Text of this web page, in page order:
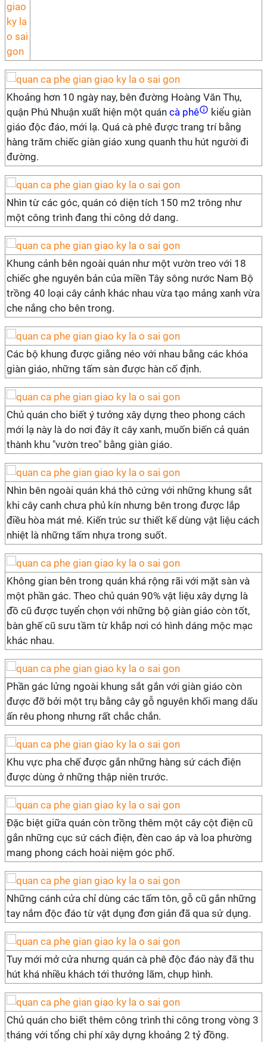
Khoảng hơn 10 ngày nay, bên đường Hoàng Văn Thụ,
quận Phú Nhuận xuất hiện một quán cà phê
kiểu giàn
giáo độc đáo, mới lạ. Quá cà phê được trang trí bằng
hàng trăm chiếc giàn giáo xung quanh thu hút người đi
đường.
Nhìn từ các góc, quán có diện tích 150 m2 trông như
một công trình đang thi công dở dang.
Khung cảnh bên ngoài quán như một vườn treo với 18
chiếc ghe nguyên bản của miền Tây sông nước Nam Bộ
trồng 40 loại cây cảnh khác nhau vừa tạo mảng xanh vừa
che nắng cho bên trong.
Các bộ khung được giằng néo với nhau bằng các khóa
giàn giáo, những tấm sàn được hàn cố định.
Chủ quán cho biết ý tưởng xây dựng theo phong cách
mới lạ này là do nơi đây ít cây xanh, muốn biến cả quán
thành khu "vườn treo" bằng giàn giáo.
Nhìn bên ngoài quán khá thô cứng với những khung sắt
khi cây canh chưa phủ kín nhưng bên trong được lắp
điều hòa mát mẻ. Kiến trúc sư thiết kế dùng vật liệu cách
nhiệt là những tấm nhựa trong suốt.
Không gian bên trong quán khá rộng rãi với mặt sàn và
một phần gác. Theo chủ quán 90% vật liệu xây dựng là
đồ cũ được tuyển chọn với những bộ giàn giáo còn tốt,
bàn ghế cũ sưu tầm từ khắp nơi có hình dáng mộc mạc
khác nhau.
Phần gác lửng ngoài khung sắt gắn với giàn giáo còn
được đỡ bởi một trụ bằng cây gỗ nguyên khối mang dấu
ấn rêu phong nhưng rất chắc chắn.
Khu vực pha chế được gắn những hàng sứ cách điện
được dùng ở những thập niên trước.
Đặc biệt giữa quán còn trồng thêm một cây cột điện cũ
gắn những cục sứ cách điện, đèn cao áp và loa phường
mang phong cách hoài niệm góc phố.
Những cánh cửa chỉ dùng các tấm tôn, gỗ cũ gắn những
tay nắm độc đáo từ vật dụng đơn giản đã qua sử dụng.
Tuy mới mở cửa nhưng quán cà phê độc đáo này đã thu
hút khá nhiều khách tới thưởng lãm, chụp hình.
Chủ quán cho biết thêm công trình thi công trong vòng 3
tháng với tổng chi phí xây dựng khoảng 2 tỷ đồng.